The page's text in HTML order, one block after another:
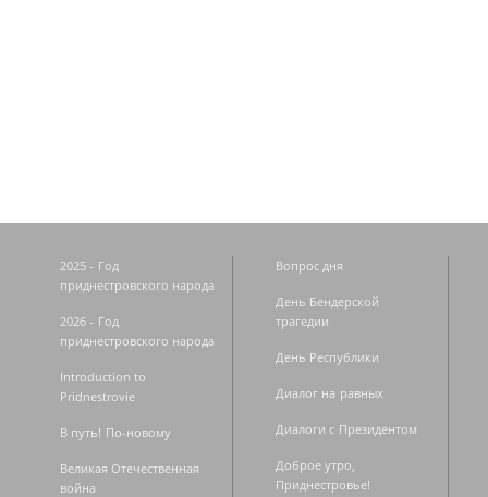
2025 - Год
приднестровского народа
2026 - Год
приднестровского народа
Introduction to
Pridnestrovie
В путь! По-новому
Великая Отечественная
война
Вопрос дня
День Бендерской
трагедии
День Республики
Диалог на равных
Диалоги с Президентом
Доброе утро,
Приднестровье!